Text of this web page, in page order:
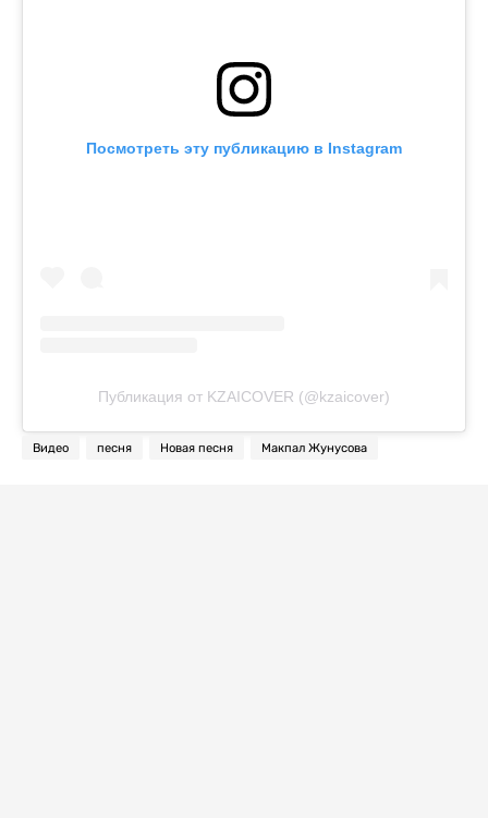
Посмотреть эту публикацию в Instagram
Публикация от KZAICOVER (@kzaicover)
Видео песня Новая песня Макпал Жунусова